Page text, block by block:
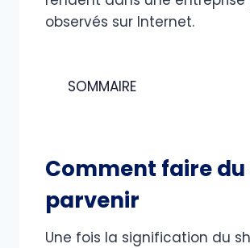
observés sur Internet.
SOMMAIRE
Comment faire
parvenir
Une fois la signification du